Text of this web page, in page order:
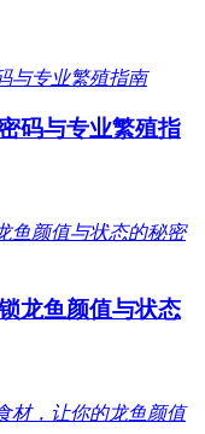
码与专业繁殖指
龙鱼颜值与状态